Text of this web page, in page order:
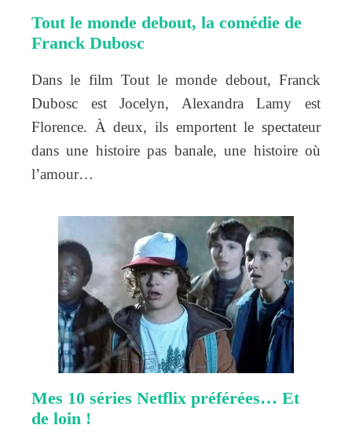
Tout le monde debout, la comédie de
Franck Dubosc
Dans le film Tout le monde debout, Franck
Dubosc est Jocelyn, Alexandra Lamy est
Florence. À deux, ils emportent le spectateur
dans une histoire pas banale, une histoire où
l’amour…
Mes 10 séries Netflix préférées… Et
de loin !